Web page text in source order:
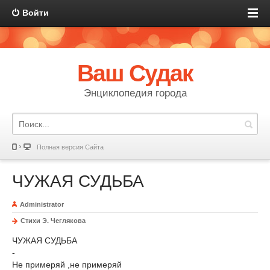
Войти
Ваш Судак
Энциклопедия города
Полная версия Сайта
ЧУЖАЯ СУДЬБА
Administrator
Стихи Э. Чеглякова
ЧУЖАЯ СУДЬБА
-
Не примеряй ,не примеряй